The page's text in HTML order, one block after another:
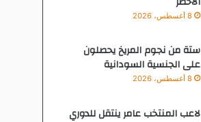
8 أغسطس، 2026
ستة من نجوم المريخ يحصلون
على الجنسية السودانية
8 أغسطس، 2026
لاعب المنتخب عامر ينتقل للدوري